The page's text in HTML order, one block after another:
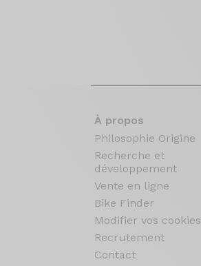
À propos
Philosophie Origine
Recherche et
développement
Vente en ligne
Bike Finder
Modifier vos cookies
Recrutement
Contact